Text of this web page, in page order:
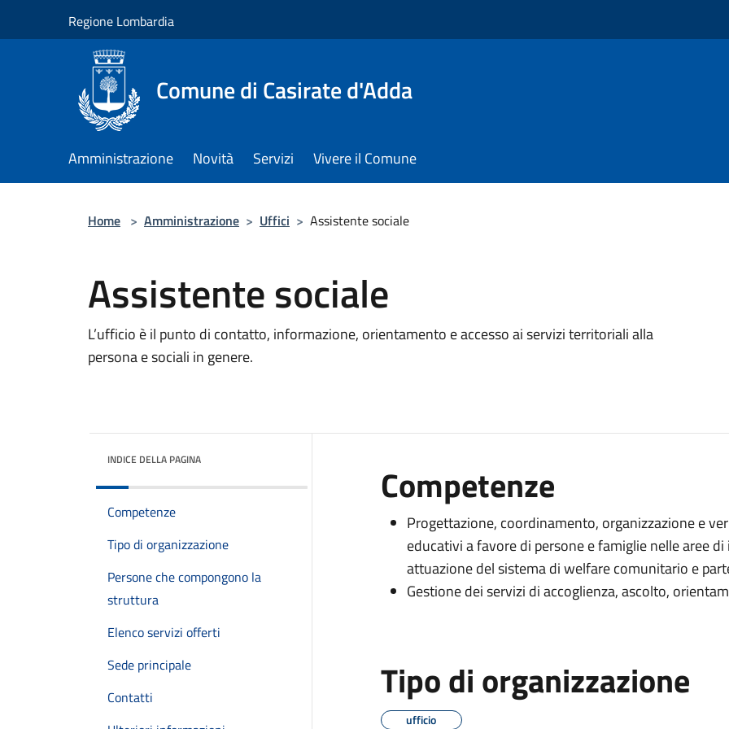
Regione Lombardia
Comune di Casirate d'Adda
Amministrazione Novità Servizi Vivere il Comune
Home > Amministrazione > Uffici > Assistente sociale
Assistente sociale
L’ufficio è il punto di contatto, informazione, orientamento e accesso ai servizi territoriali alla
persona e sociali in genere.
INDICE DELLA PAGINA
Competenze
Tipo di organizzazione
Persone che compongono la
struttura
Elenco servizi offerti
Sede principale
Contatti
Competenze
Progettazione, coordinamento, organizzazione e
educativi a favore di persone e famiglie nelle aree
attuazione del sistema di welfare comunitario e
Gestione dei servizi di accoglienza, ascolto,
Tipo di organizzazione
ufficio